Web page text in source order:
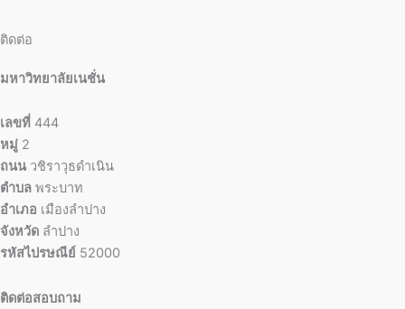
ติดต่อ
มหาวิทยาลัยเนชั่น
เลขที่ 444
หมู่ 2
ถนน วชิราวุธดำเนิน
ตำบล พระบาท
อำเภอ เมืองลำปาง
จังหวัด ลำปาง
รหัสไปรษณีย์ 52000
ติดต่อสอบถาม